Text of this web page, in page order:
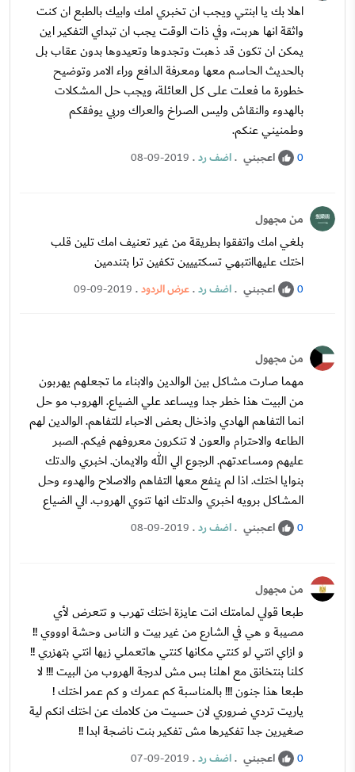
اهلا بك يا ابنتي ويجب ان تخبري امك وابيك بالطبع ان كنت
واثقة انها هربت، وفي ذات الوقت يجب ان تبداي التفكير اين
يمكن ان تكون قد ذهبت وتجدوها وتعيدوها بدون عقاب بل
بالحديث الحاسم معها ومعرفة الدافع وراء الامر وتوضيح
خطورة ما فعلت على كل العائلة، ويجب حل المشكلات
بالهدوء والنقاش وليس الصراخ والعراك وربي يوفقكم
وطمنيني عنكم.
0 اعجبني .اضف رد.
08-09-2019
من مجهول
بلغي امك واتفقوا بطريقة من غير تعنيف امك تلين قلب
اختك عليهاانتبهي تسكتييين تكفين ترا بتندمين
0 اعجبني .اضف رد.عرض الردود.
09-09-2019
من مجهول
مهما صارت مشاكل بين الوالدين والابناء ما تجعلهم يهربون
من البيت هذا خطر جدا ويساعد علي الضياع. الهروب مو حل
انما التفاهم الهادي واذخال بعض الاحباء للتفاهم. الوالدين لهم
الطاعه والاحترام والعون لا تنكرون معروفهم فيكم. الصبر
عليهم ومساعدتهم. الرجوع الي الله والايمان. اخبري والدتك
بنوايا اختك. اذا لم ينفع معها التفاهم والاصلاح والهدوء وحل
المشاكل برويه اخبري والدتك انها تنوي الهروب. الي الضياع
0 اعجبني .اضف رد.
08-09-2019
من مجهول
طبعا قولي لمامتك انت عايزة اختك تهرب و تتعرض لأي
مصيبة و هي في الشارع من غير بيت و الناس وحشة اوووي !!
و ازاي انتي لو كنتي مكانها كنتي هاتعملي زيها انتي بتهزري !!
كلنا بنتخانق مع اهلنا بس مش لدرجة الهروب من البيت !!! لا
طبعا هذا جنون !!! بالمناسبة كم عمرك و كم عمر اختك !
ياريت تردي ضروري لان حسيت من كلامك عن اختك انكم لية
صغيرين جدا تفكيرها مش تفكير بنت ناضجة ابدا !!
0 اعجبني .اضف رد.
07-09-2019